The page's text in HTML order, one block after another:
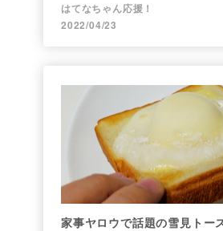
はてなちゃん応援！
2022/04/23
家事ヤロウで話題の雪見トー